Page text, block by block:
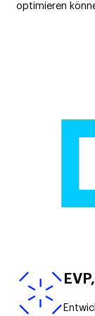
optimieren